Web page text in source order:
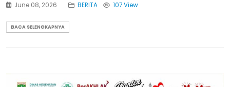
June 08, 2026 BERITA 107 View
BACA SELENGKAPNYA